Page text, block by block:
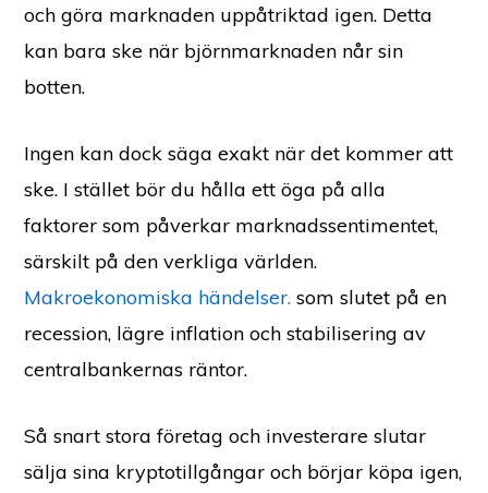
och göra marknaden uppåtriktad igen. Detta
kan bara ske när björnmarknaden når sin
botten.
Ingen kan dock säga exakt när det kommer att
ske. I stället bör du hålla ett öga på alla
faktorer som påverkar marknadssentimentet,
särskilt på den verkliga världen.
Makroekonomiska händelser. som slutet på en
recession, lägre inflation och stabilisering av
centralbankernas räntor.
Så snart stora företag och investerare slutar
sälja sina kryptotillgångar och börjar köpa igen,